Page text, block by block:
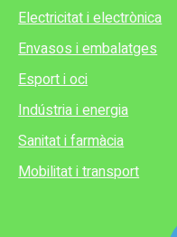
Electricitat i electrònica
Envasos i embalatges
Esport i oci
Indústria i energia
Sanitat i farmàcia
Mobilitat i transport